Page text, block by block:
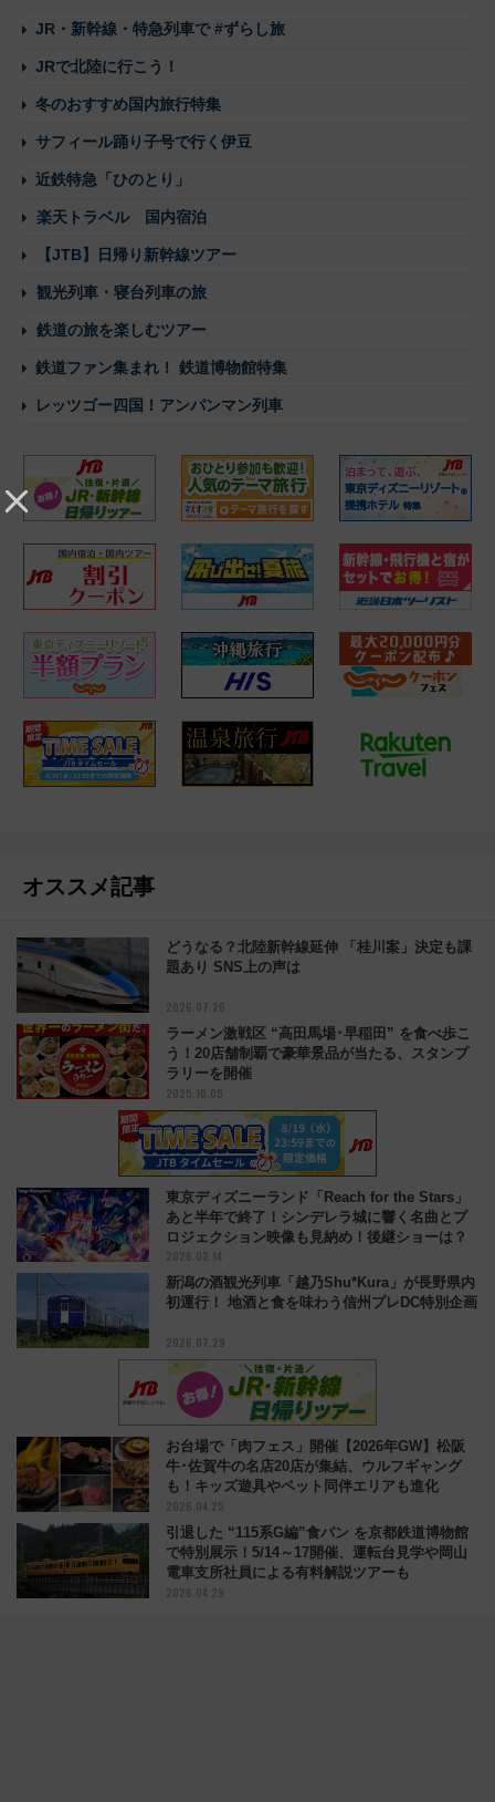
JR・新幹線・特急列車で #ずらし旅
JRで北陸に行こう！
冬のおすすめ国内旅行特集
サフィール踊り子号で行く伊豆
近鉄特急「ひのとり」
楽天トラベル 国内宿泊
【JTB】日帰り新幹線ツアー
観光列車・寝台列車の旅
鉄道の旅を楽しむツアー
鉄道ファン集まれ！ 鉄道博物館特集
レッツゴー四国！アンパンマン列車
オススメ記事
どうなる？北陸新幹線延伸 「桂川案」決定も課
題あり SNS上の声は
2026.07.26
ラーメン激戦区 “高田馬場･早稲田” を食べ歩こ
う！20店舗制覇で豪華景品が当たる、スタンプ
ラリーを開催
2025.10.05
東京ディズニーランド「Reach for the Stars」
あと半年で終了！シンデレラ城に響く名曲とプ
ロジェクション映像も見納め！後継ショーは？
2026.03.14
新潟の酒観光列車「越乃Shu*Kura」が長野県内
初運行！ 地酒と食を味わう信州プレDC特別企画
2026.07.29
お台場で「肉フェス」開催【2026年GW】松阪
牛･佐賀牛の名店20店が集結、ウルフギャング
も！キッズ遊具やペット同伴エリアも進化
2026.04.25
引退した “115系G編”食パン を京都鉄道博物館
で特別展示！5/14～17開催、運転台見学や岡山
電車支所社員による有料解説ツアーも
2026.04.29